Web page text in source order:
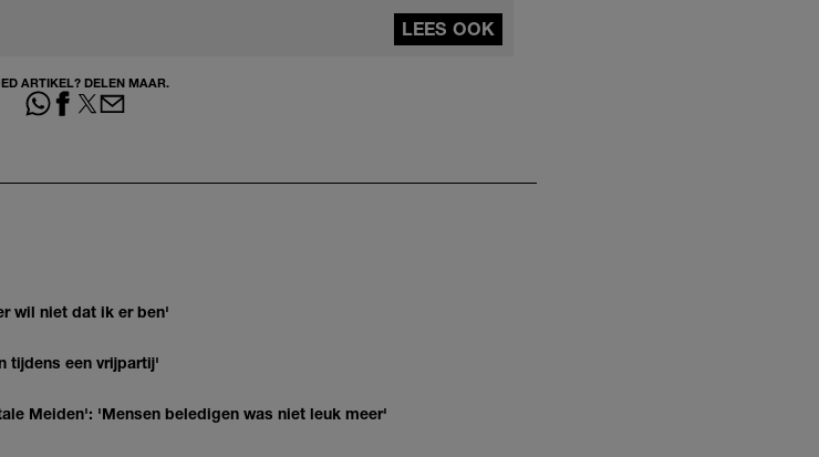
LEES OOK
ARTIKEL? DELEN MAAR.
wil niet dat ik er ben'
tijdens een vrijpartij'
Meiden': 'Mensen beledigen was niet leuk meer'